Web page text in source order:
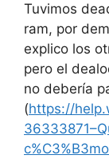
Tuvimos
ram, por
explico los
pero el
no debería
(https://